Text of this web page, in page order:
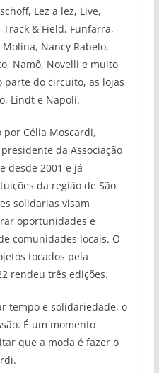
Lez a lez, Live,
& Field, Funfarra,
Nancy Rabelo,
Namô, Novelli e muito
parte do circuito, as lojas
Lindt e Napoli.
Célia Moscardi,
da Associação
desde 2001 e já
da região de São
solidarias visam
oportunidades e
comunidades locais. O
tocados pela
rendeu três edições.
tempo e solidariedade, o
É um momento
que a moda é fazer o